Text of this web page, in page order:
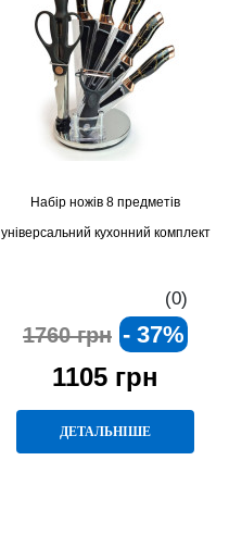
Набір ножів 8 предметів
універсальний кухонний комплект
(0)
1760 грн - 37%
1105 грн
ДЕТАЛЬНІШЕ